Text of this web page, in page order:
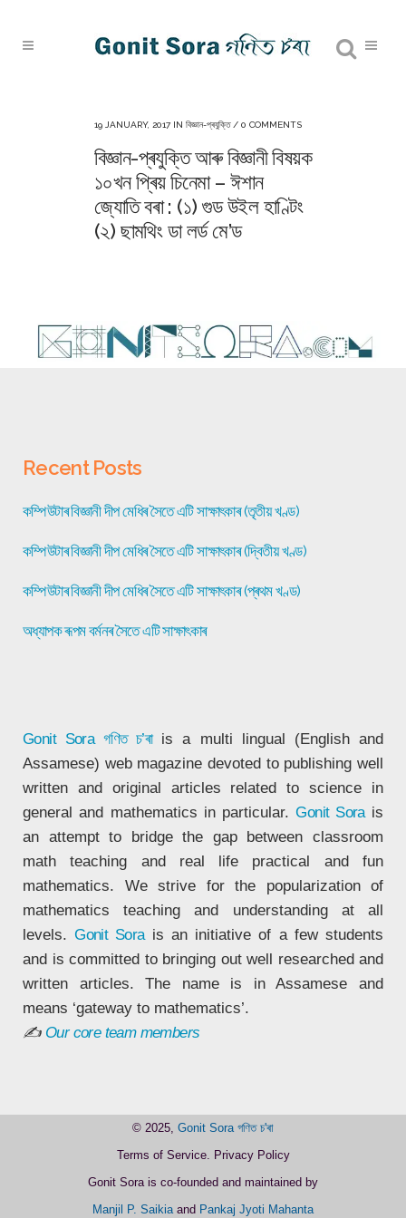
19 JANUARY, 2017 IN বিজ্ঞান-প্ৰযুক্তি/ 0 COMMENTS
বিজ্ঞান-প্ৰযুক্তি আৰু বিজ্ঞানী বিষয়ক
১০খন প্ৰিয় চিনেমা – ঈশান
জ্যোতি বৰা : (১) গুড উইল হাণ্টিং
(২) ছামথিং ডা লৰ্ড মে’ড
Recent Posts
কম্পিউটাৰ বিজ্ঞানী দীপ মেধিৰ সৈতে এটি সাক্ষাৎকাৰ (তৃতীয় খণ্ড)
কম্পিউটাৰ বিজ্ঞানী দীপ মেধিৰ সৈতে এটি সাক্ষাৎকাৰ (দ্বিতীয় খণ্ড)
কম্পিউটাৰ বিজ্ঞানী দীপ মেধিৰ সৈতে এটি সাক্ষাৎকাৰ (প্ৰথম খণ্ড)
অধ্যাপক ৰূপম বৰ্মনৰ সৈতে এটি সাক্ষাৎকাৰ
Gonit Sora গণিত চ’ৰাis a multi lingual (English and
Assamese) web magazine devoted to publishing well
written and original articles related to science in
general and mathematics in particular.Gonit Sorais
an attempt to bridge the gap between classroom
math teaching and real life practical and fun
mathematics. We strive for the popularization of
mathematics teaching and understanding at all
levels.Gonit Sorais an initiative of a few students
and is committed to bringing out well researched and
written articles. The name is in Assamese and
means ‘gateway to mathematics’.
✍ Our core team members
© 2025, Gonit Sora গণিত চ'ৰা
Terms of Service. Privacy Policy
Gonit Sorais co-founded and maintained by
Manjil P. Saikiaand Pankaj Jyoti Mahanta